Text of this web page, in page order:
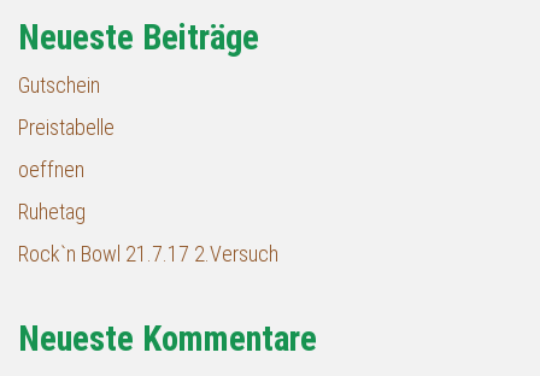
Neueste Beiträge
Gutschein
Preistabelle
oeffnen
Ruhetag
Rock`n Bowl 21.7.17 2.Versuch
Neueste Kommentare